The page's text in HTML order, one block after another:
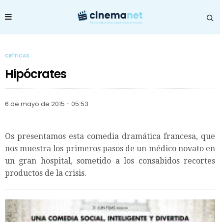
CRÍTICAS
Hipócrates
6 de mayo de 2015 - 05:53
Os presentamos esta comedia dramática francesa, que
nos muestra los primeros pasos de un médico novato en
un gran hospital, sometido a los consabidos recortes
productos de la crisis.